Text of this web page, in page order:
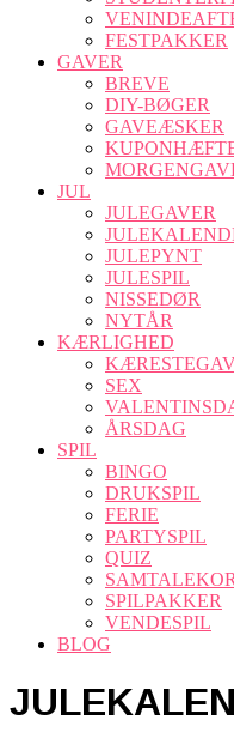
FESTPAKKER
GAVER
BREVE
DIY-BØGER
GAVEÆSKER
JUL
JULEGAVER
JULEPYNT
JULESPIL
NISSEDØR
NYTÅR
KÆRLIGHED
SEX
ÅRSDAG
SPIL
BINGO
DRUKSPIL
FERIE
PARTYSPIL
QUIZ
SPILPAKKER
VENDESPIL
BLOG